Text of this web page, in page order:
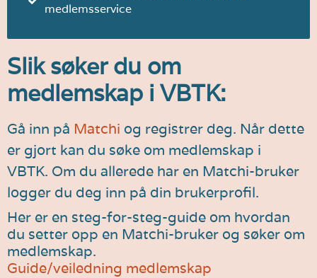
medlemsservice
Slik søker du om
medlemskap i VBTK:
Gå inn på Matchi og registrer deg. Når dette
er gjort kan du søke om medlemskap i
VBTK. Om du allerede har en Matchi-bruker
logger du deg inn på din brukerprofil.
Her er en steg-for-steg-guide om hvordan
du setter opp en Matchi-bruker og søker om
medlemskap.
Guide/veiledning medlemskap